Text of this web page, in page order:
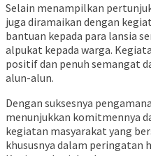
Selain menampilkan
juga diramaikan dengan
bantuan kepada para lansia
alpukat kepada warga.
positif dan penuh semangat
alun-alun.
Dengan suksesnya
menunjukkan komitmennya
kegiatan masyarakat yang
khususnya dalam peringatan